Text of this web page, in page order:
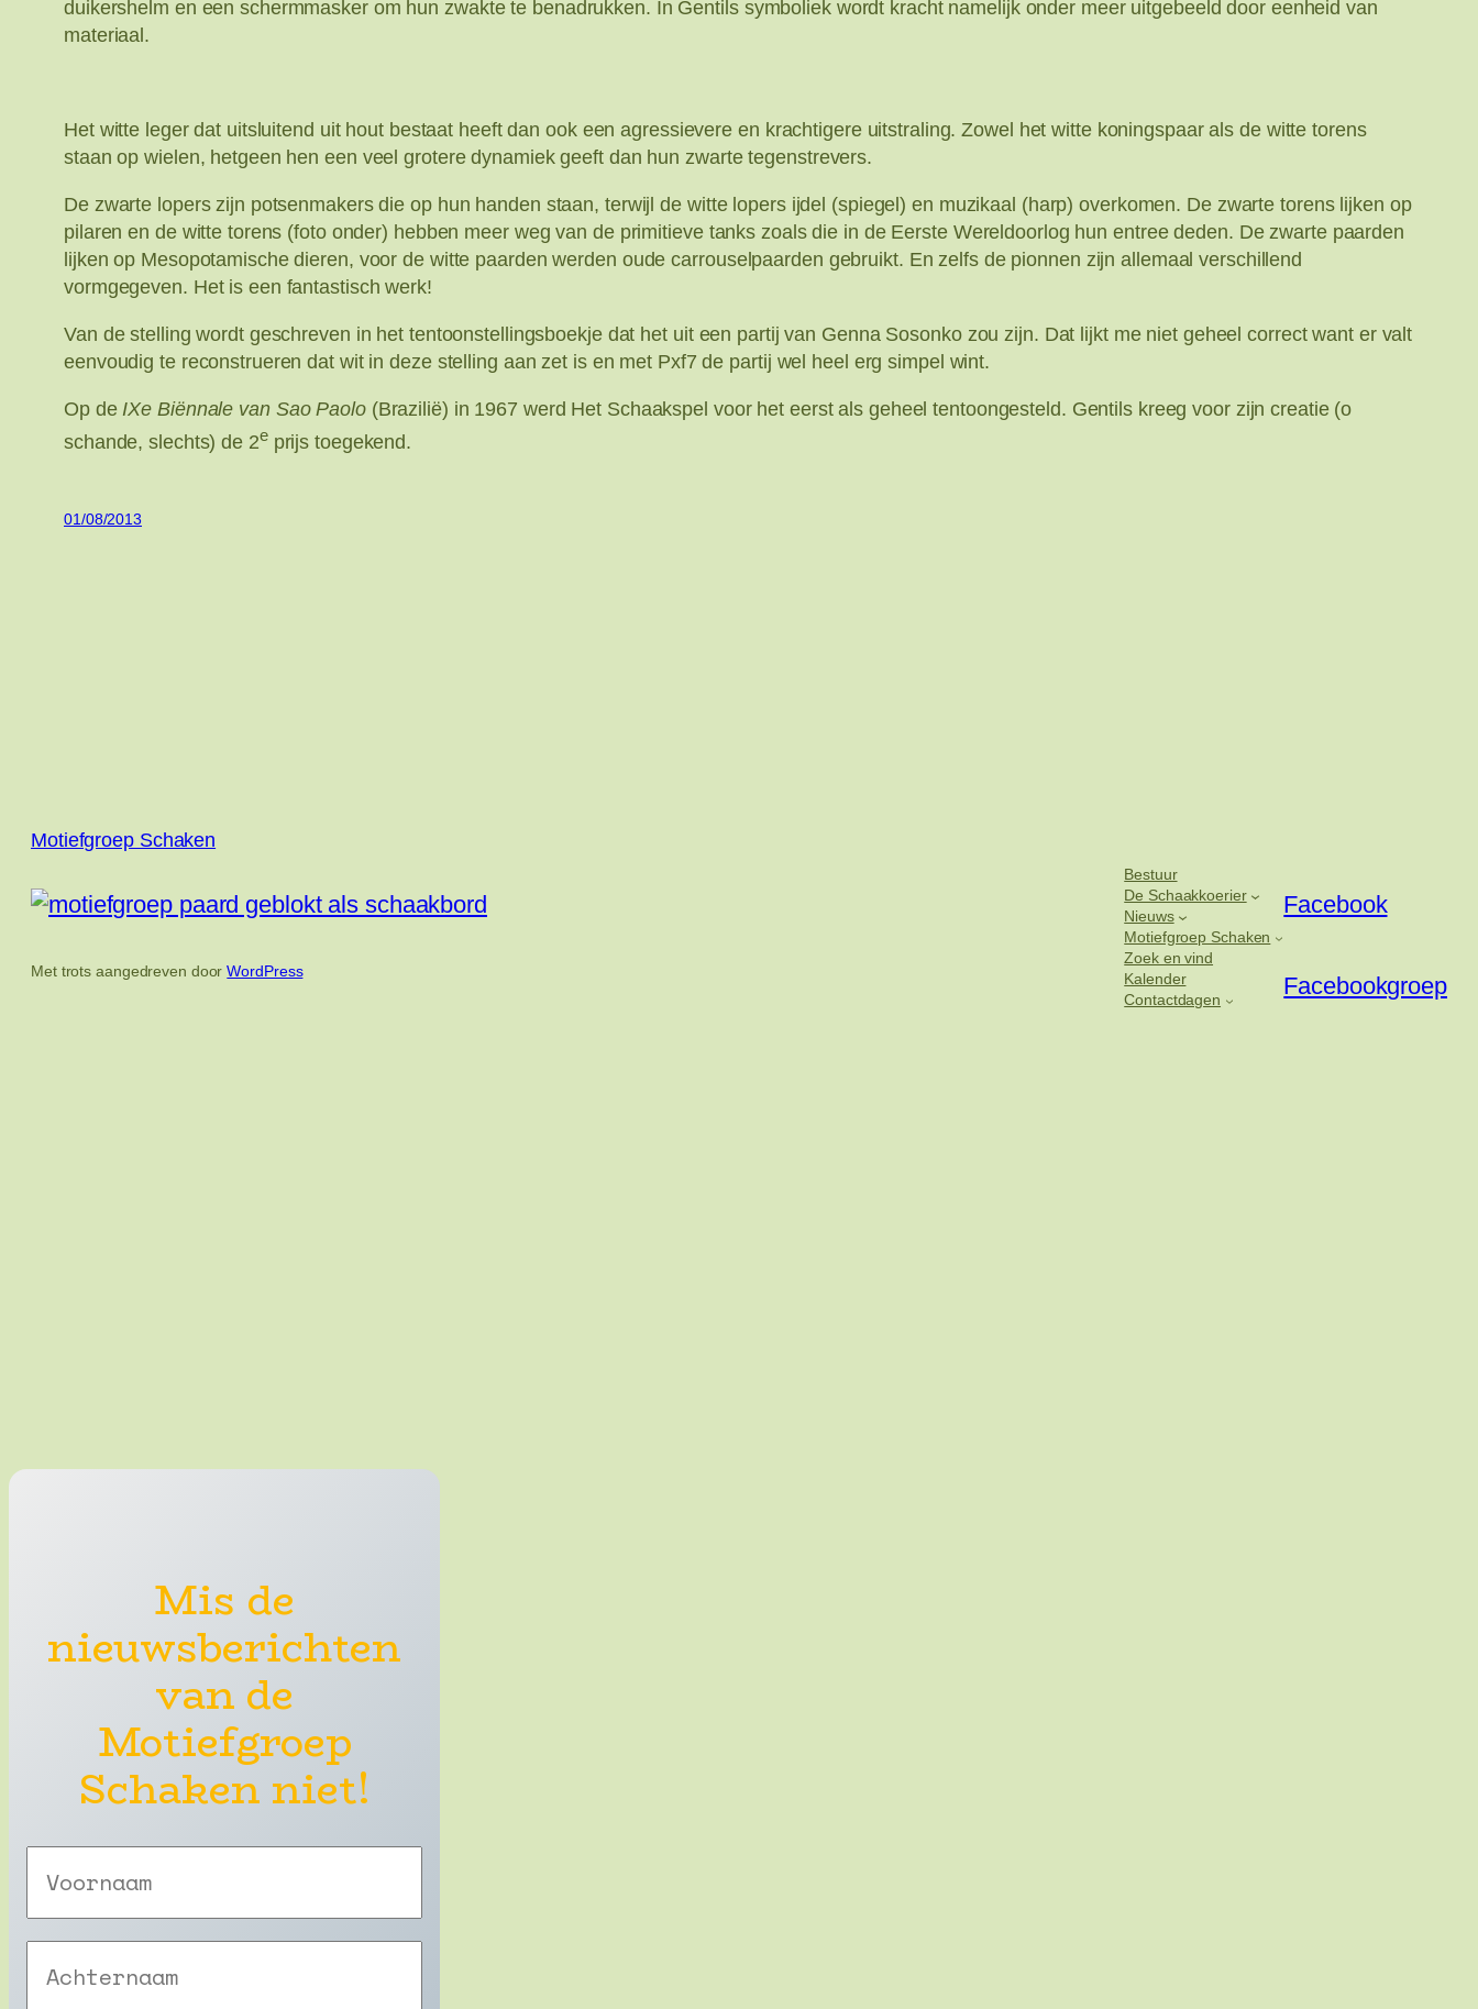
duikershelm en een schermmasker om hun zwakte te benadrukken. In Gentils symboliek wordt kracht namelijk onder meer uitgebeeld door eenheid van
materiaal.
Het witte leger dat uitsluitend uit hout bestaat heeft dan ook een agressievere en krachtigere uitstraling. Zowel het witte koningspaar als de witte torens
staan op wielen, hetgeen hen een veel grotere dynamiek geeft dan hun zwarte tegenstrevers.
De zwarte lopers zijn potsenmakers die op hun handen staan, terwijl de witte lopers ijdel (spiegel) en muzikaal (harp) overkomen. De zwarte torens lijken op
pilaren en de witte torens (foto onder) hebben meer weg van de primitieve tanks zoals die in de Eerste Wereldoorlog hun entree deden. De zwarte paarden
lijken op Mesopotamische dieren, voor de witte paarden werden oude carrouselpaarden gebruikt. En zelfs de pionnen zijn allemaal verschillend
vormgegeven. Het is een fantastisch werk!
Van de stelling wordt geschreven in het tentoonstellingsboekje dat het uit een partij van Genna Sosonko zou zijn. Dat lijkt me niet geheel correct want er valt
eenvoudig te reconstrueren dat wit in deze stelling aan zet is en met Pxf7 de partij wel heel erg simpel wint.
Op deIXe Biënnale van Sao Paolo(Brazilië) in 1967 werd Het Schaakspel voor het eerst als geheel tentoongesteld. Gentils kreeg voor zijn creatie (o
schande, slechts) de 2eprijs toegekend.
01/08/2013
Motiefgroep Schaken
Met trots aangedreven doorWordPress
Bestuur
De Schaakkoerier
Nieuws
Motiefgroep Schaken
Zoek en vind
Kalender
Contactdagen
Facebook
Facebookgroep
Mis de
nieuwsberichten
van de
Motiefgroep
Schaken niet!